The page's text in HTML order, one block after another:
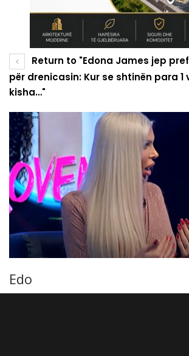
Return to "Edona James jep
për drenicasin: Kur se shtinën para 1
kisha…"
Edo